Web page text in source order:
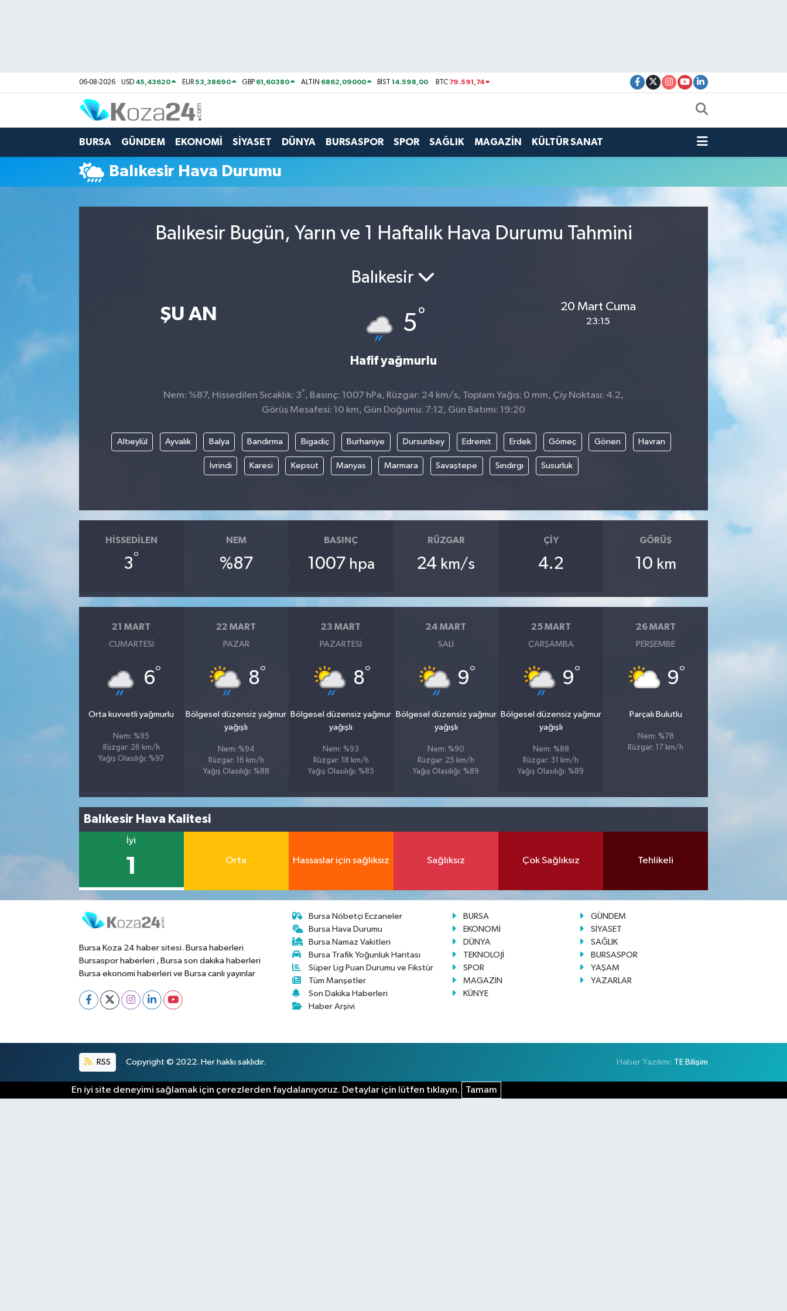
06-08-2026 USD 45,43620 EUR53,38690 GBP 61,60380 ALTIN 6862,09000 BİST14.598,00 BTC 79.591,74
BURSA GÜNDEM EKONOMİ SİYASET DÜNYA BURSASPOR SPOR SAĞLIK MAGAZİN KÜLTÜR SANAT
Balıkesir Hava Durumu
Balıkesir Bugün, Yarın ve 1 Haftalık Hava Durumu Tahmini
ŞU AN
Balıkesir
5°
Hafif yağmurlu
20 Mart Cuma
23:15
Nem: %87, Hissedilen Sıcaklık: 3° , Basınç: 1007 hPa, Rüzgar: 24 km/s, Toplam Yağış: 0 mm, Çiy Noktası: 4.2,
Görüş Mesafesi: 10 km, Gün Doğumu: 7:12, Gün Batımı: 19:20
Altıeylül Ayvalık Balya Bandırma Bigadiç Burhaniye Dursunbey Edremit Erdek Gömeç Gönen Havran
İvrindi Karesi Kepsut Manyas Marmara Savaştepe Sındırgı Susurluk
HISSEDILEN
3°
NEM
%87
BASINÇ
1007 hpa
RÜZGAR
24 km/s
ÇIY
4.2
GÖRÜŞ
10 km
21 MART
CUMARTESI
6°
Orta kuvvetli yağmurlu
Nem: %95
Rüzgar: 26 km/h
Yağış Olasılığı: %97
22 MART
PAZAR
8°
Bölgesel düzensiz yağmur
yağışlı
Nem: %94
Rüzgar: 16 km/h
Yağış Olasılığı: %88
23 MART
PAZARTESI
8°
Bölgesel düzensiz yağmur
yağışlı
Nem: %93
Rüzgar: 18 km/h
Yağış Olasılığı: %85
24 MART
SALI
9°
Bölgesel düzensiz yağmur
yağışlı
Nem: %90
Rüzgar: 25 km/h
Yağış Olasılığı: %89
25 MART
ÇARŞAMBA
9°
Bölgesel düzensiz yağmur
yağışlı
Nem: %88
Rüzgar: 31 km/h
Yağış Olasılığı: %89
26 MART
PERŞEMBE
9°
Parçalı Bulutlu
Nem: %78
Rüzgar: 17 km/h
Balıkesir Hava Kalitesi
İyi
1 Orta Hassaslar için sağlıksız Sağlıksız Çok Sağlıksız Tehlikeli
Bursa Koza 24 haber sitesi. Bursa haberleri
Bursaspor haberleri , Bursa son dakika haberleri
Bursa ekonomi haberleri ve Bursa canlı yayınlar
Bursa Nöbetçi Eczaneler
Bursa Hava Durumu
Bursa Namaz Vakitleri
Bursa Trafik Yoğunluk Haritası
Süper Lig Puan Durumu ve Fikstür
Tüm Manşetler
Son Dakika Haberleri
Haber Arşivi
BURSA
GÜNDEM
EKONOMİ
SİYASET
DÜNYA
SAĞLIK
TEKNOLOJİ
BURSASPOR
SPOR
YAŞAM
MAGAZİN
YAZARLAR
KÜNYE
RSS Copyright © 2022. Her hakkı saklıdır. Haber Yazılımı: TE Bilişim
En iyi site deneyimi sağlamak için çerezlerden faydalanıyoruz. Detaylar için lütfen tıklayın. Tamam
Bursa Namaz Vakitleri
Bursa Trafik Yoğunluk Haritası
Süper Lig Puan Durumu ve Fikstür